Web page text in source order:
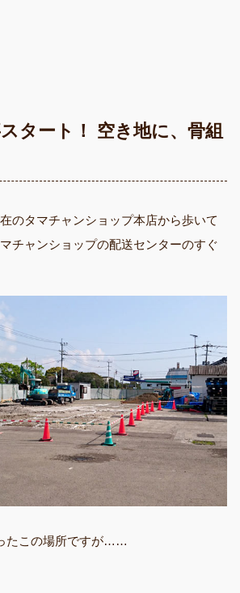
タート！ 空き地に、骨組
のタマチャンショップ本店から歩いて
チャンショップの配送センターのすぐ
たこの場所ですが……